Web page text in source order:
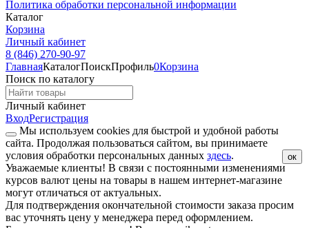
Политика обработки персональной информации
Каталог
Корзина
Личный кабинет
8 (846) 270-90-97
ГлавнаяКаталогПоискПрофиль0Корзина
Поиск по каталогу
Личный кабинет
ВходРегистрация
Мы используем cookies для быстрой и удобной работы
сайта. Продолжая пользоваться сайтом, вы принимаете
условия обработки персональных данных здесь. ок
Уважаемые клиенты! В связи с постоянными изменениями
курсов валют цены на товары в нашем интернет-магазине
могут отличаться от актуальных.
Для подтверждения окончательной стоимости заказа просим
вас уточнять цену у менеджера перед оформлением.